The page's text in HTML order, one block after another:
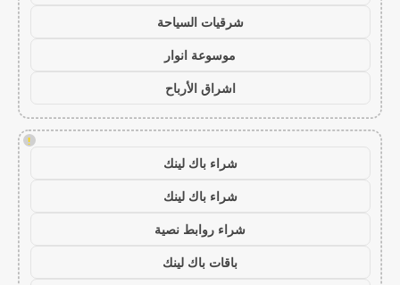
شرقيات السياحة
موسوعة انوار
اشراق الأرباح
!
شراء باك لينك
شراء باك لينك
شراء روابط نصية
باقات باك لينك